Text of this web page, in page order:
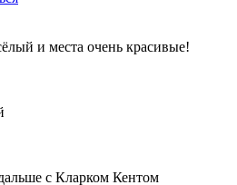
и места очень красивые!
с Кларком Кентом